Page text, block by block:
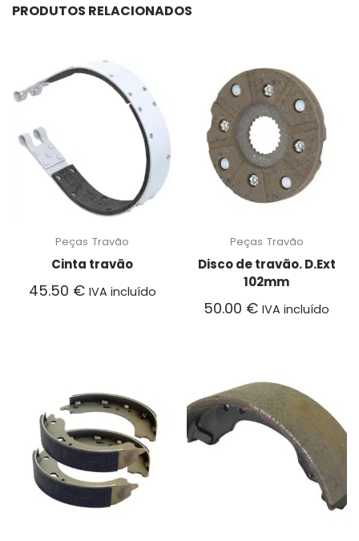
PRODUTOS RELACIONADOS
Peças Travão
Cinta travão
45.50 € IVA incluído
Peças Travão
Disco de travão. D.Ext
102mm
50.00 € IVA incluído